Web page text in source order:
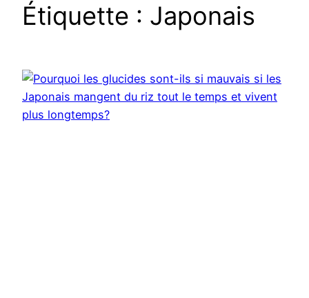
Étiquette : Japonais